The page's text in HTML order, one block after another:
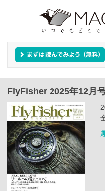
FlyFisher 2025年12月